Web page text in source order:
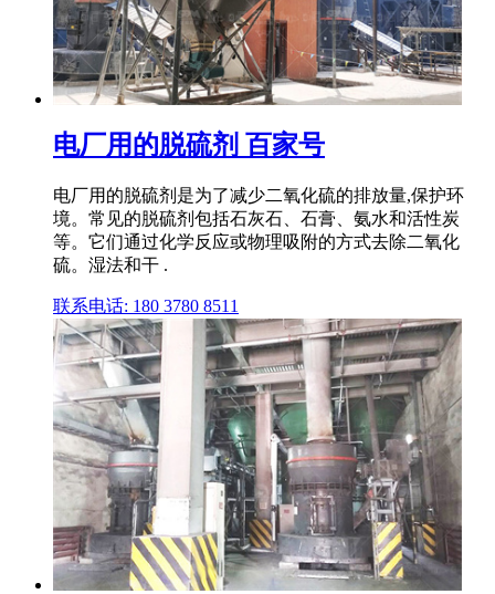
电厂用的脱硫剂 百家号
电厂用的脱硫剂是为了减少二氧化硫的排放量,保护环
境。常见的脱硫剂包括石灰石、石膏、氨水和活性炭
等。它们通过化学反应或物理吸附的方式去除二氧化
硫。湿法和干 .
联系电话: 180 3780 8511